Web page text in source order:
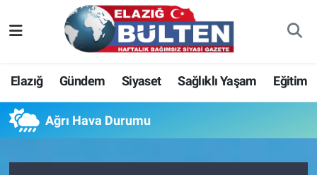
Elazığ Gündem Siyaset Sağlıklı Yaşam Eğitim
Ağrı Hava Durumu
Asayiş
Bilim-Teknoloji
Eğitim
Ekonomi
Nöbetçi Eczaneler
Hava Durumu
Namaz Vakitleri
Trafik Durumu